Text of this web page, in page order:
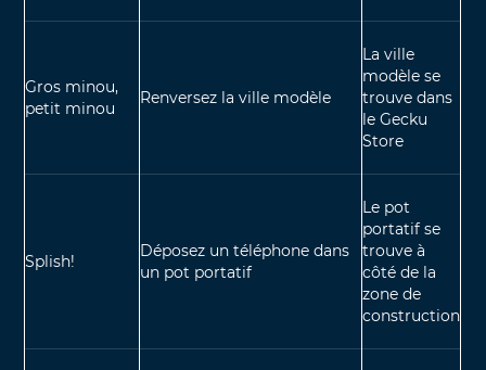
Gros minou,
petit minou
Renversez la ville modèle
La ville
modèle se
trouve dans
le Gecku
Store
Splish!
Déposez un téléphone dans
un pot portatif
Le pot
portatif se
trouve à
côté de la
zone de
construction